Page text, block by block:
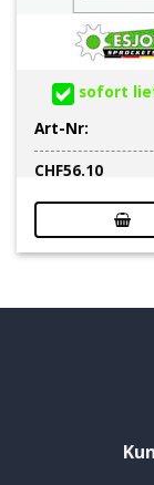
sofort
Art-Nr:
CHF56.10